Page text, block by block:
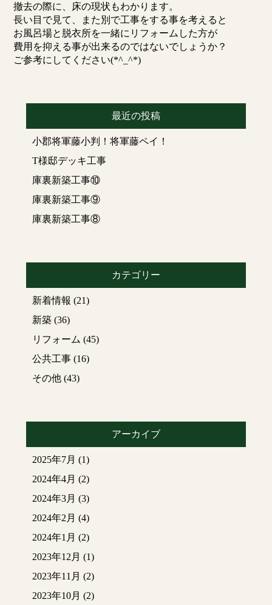
撤去の際に、床の現状もわかります。
長い目で見て、また別で工事をする事を考えると
お風呂場と脱衣所を一緒にリフォームした方が
費用を抑える事が出来るのではないでしょうか？
ご参考にしてください(*^_^*)
最近の投稿
小郡将軍藤小判！将軍藤ペイ！
T様邸デッキ工事
庫裏新築工事⑩
庫裏新築工事⑨
庫裏新築工事⑧
カテゴリー
新着情報 (21)
新築(36)
リフォーム (45)
公共工事(16)
その他(43)
アーカイブ
2025年7月 (1)
2024年4月 (2)
2024年3月 (3)
2024年2月 (4)
2024年1月 (2)
2023年12月 (1)
2023年11月 (2)
2023年10月 (2)